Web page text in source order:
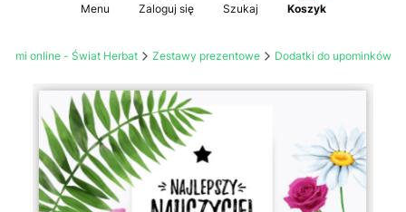
Menu Zaloguj się Szukaj Koszyk
online - Świat Herbat Zestawy prezentowe Dodatki do upominków